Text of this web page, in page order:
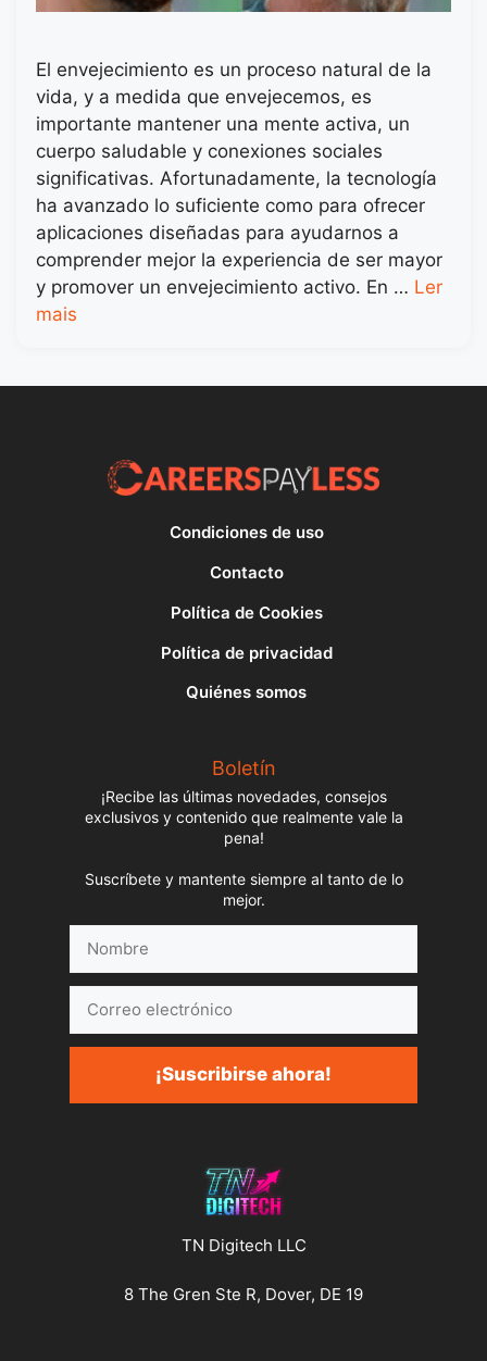
El envejecimiento es un proceso natural de la
vida, y a medida que envejecemos, es
importante mantener una mente activa, un
cuerpo saludable y conexiones sociales
significativas. Afortunadamente, la tecnología
ha avanzado lo suficiente como para ofrecer
aplicaciones diseñadas para ayudarnos a
comprender mejor la experiencia de ser mayor
y promover un envejecimiento activo. En … Ler
mais
Condiciones de uso
Contacto
Política de Cookies
Política de privacidad
Quiénes somos
Boletín
¡Recibe las últimas novedades, consejos
exclusivos y contenido que realmente vale la
pena!
Suscríbete y mantente siempre al tanto de lo
mejor.
electrónico
¡Suscribirse ahora!
TN Digitech LLC
8 The Gren Ste R, Dover, DE 19